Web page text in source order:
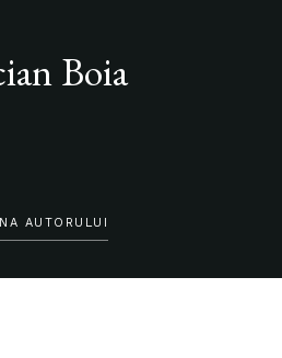
Boia
AUTORULUI